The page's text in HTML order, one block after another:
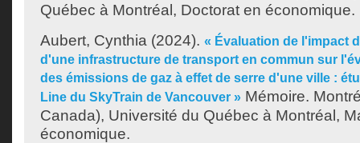
Québec à Montréal, Doctorat en économique.
Aubert, Cynthia (2024). « Évaluation de l'impact
d'une infrastructure de transport en commun sur
des émissions de gaz à effet de serre d'une ville :
Line du SkyTrain de Vancouver » Mémoire.
Canada), Université du Québec à Montréal,
économique.